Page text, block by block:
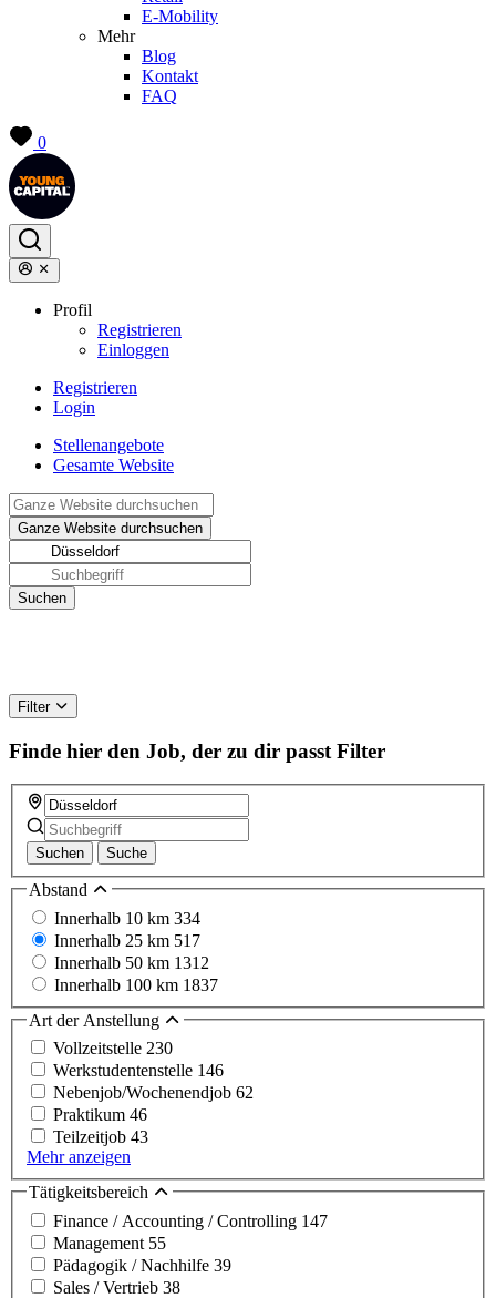
E-Mobility
Mehr
Blog
Kontakt
FAQ
0
Profil
Registrieren
Einloggen
Registrieren
Login
Stellenangebote
Gesamte Website
Filter
Finde hier den Job, der zu dir passt Filter
Suchen Suche
Abstand
Innerhalb 10 km 334
Innerhalb 25 km 517
Innerhalb 50 km 1312
Innerhalb 100 km 1837
Art der Anstellung
Vollzeitstelle 230
Werkstudentenstelle 146
Nebenjob/Wochenendjob 62
Praktikum 46
Teilzeitjob 43
Mehr anzeigen
Tätigkeitsbereich
Finance / Accounting / Controlling 147
Management 55
Pädagogik / Nachhilfe 39
Sales / Vertrieb 38